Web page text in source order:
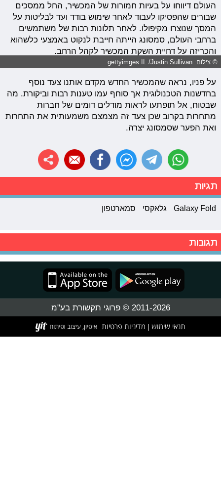
העולם דיווחו על בעיות חמורות של המכשיר, החל ממסכים
שבורים שהפסיקו לעבוד לאחר שימוש בודד ועד לבליטות על
המסך שנוצרו מקיפולו. לאחר תלונות רבות של משתמשים
ברחבי העולם, סמסונג הייתה חייבת לנקוט באמצעי כלשהוא
והכריזה על דחיית השקת המכשיר לקהל הרחב.
© צילום: gettyimges.IL /Justin Sullivan
על פניו, נראה שהמכשיר החדש מקדם אותנו צעד נוסף
בחדשנות הטכנולוגית אך סוחף עמו טענות רבות וביקורת. מה
שבטוח, אל תופתעו לראות מודלים דומים של חברות
מתחרות בקרוב שכן צעד זה מצמצם משמעותית את התחרות
ואת הפער שסמסונג יצרה.
תגיות
Galaxy Fold גלאקסי סמארטפון
תגובות
2011-2026 © פרוגי תקשורת בע"מ
תנאי שימוש מדיניות פרטיות